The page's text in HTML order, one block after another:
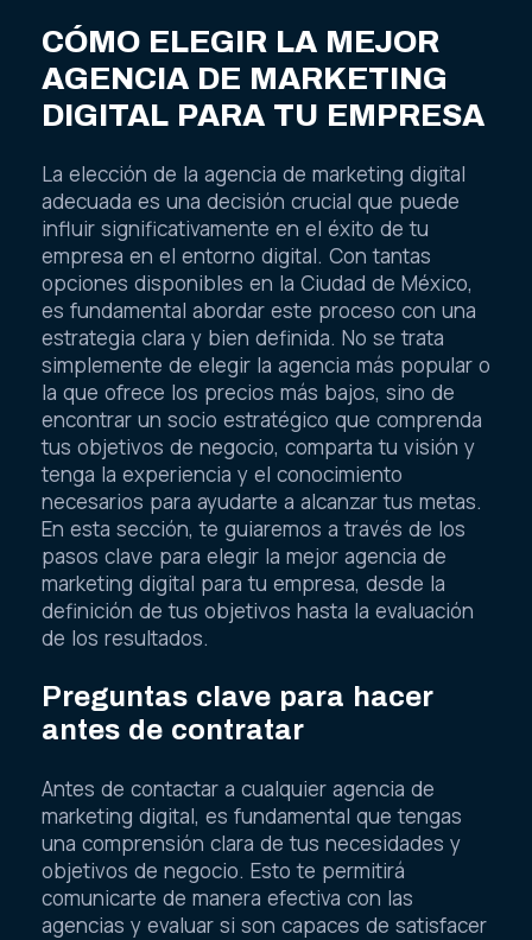
CÓMO ELEGIR LA MEJOR
AGENCIA DE MARKETING
DIGITAL PARA TU EMPRESA
La elección de la agencia de marketing digital
adecuada es una decisión crucial que puede
influir significativamente en el éxito de tu
empresa en el entorno digital. Con tantas
opciones disponibles en la Ciudad de México,
es fundamental abordar este proceso con una
estrategia clara y bien definida. No se trata
simplemente de elegir la agencia más popular o
la que ofrece los precios más bajos, sino de
encontrar un socio estratégico que comprenda
tus objetivos de negocio, comparta tu visión y
tenga la experiencia y el conocimiento
necesarios para ayudarte a alcanzar tus metas.
En esta sección, te guiaremos a través de los
pasos clave para elegir la mejor agencia de
marketing digital para tu empresa, desde la
definición de tus objetivos hasta la evaluación
de los resultados.
Preguntas clave para hacer
antes de contratar
Antes de contactar a cualquier agencia de
marketing digital, es fundamental que tengas
una comprensión clara de tus necesidades y
objetivos de negocio. Esto te permitirá
comunicarte de manera efectiva con las
agencias y evaluar si son capaces de satisfacer